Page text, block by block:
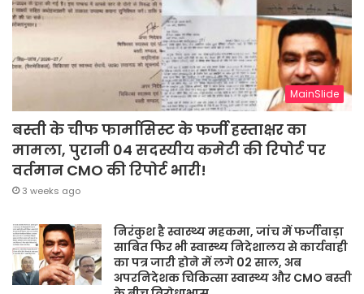
MainSlide
बस्ती के चीफ फार्मासिस्ट के फर्जी हस्ताक्षर का
मामला, पुरानी 04 सदस्यीय कमेटी की रिपोर्ट पर
वर्तमान CMO की रिपोर्ट भारी!
3 weeks ago
निरंकुश है स्वास्थ्य महकमा, जांच में फर्जीवाड़ा
साबित फिर भी स्वास्थ्य निदेशालय से कार्यवाही
का पत्र जारी होने में लगे 02 साल, अब
अपरनिदेशक चिकित्सा स्वास्थ्य और CMO बस्ती